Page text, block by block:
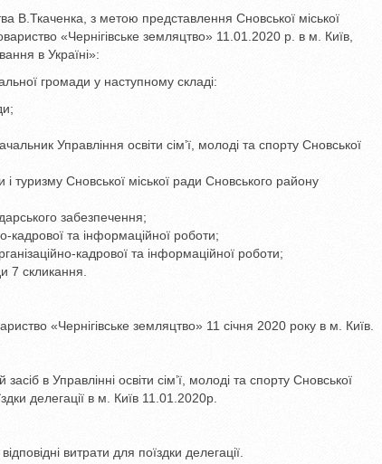
В.Ткаченка, з метою представлення Сновської міської
«Чернігівське земляцтво» 11.01.2020 р. в м. Київ,
в Україні»:
громади у наступному складі:
Управління освіти сім’ї, молоді та спорту Сновської
туризму Сновської міської ради Сновського району
забезпечення;
кадрової та інформаційної роботи;
кадрової та інформаційної роботи;
7 скликання.
«Чернігівське земляцтво» 11 січня 2020 року в м. Київ.
в Управлінні освіти сім’ї, молоді та спорту Сновської
делегації в м. Київ 11.01.2020р.
витрати для поїздки делегації.